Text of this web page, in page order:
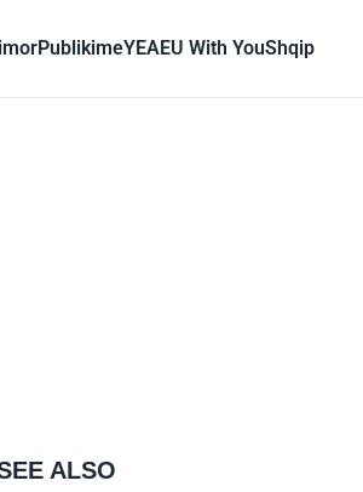
PublikimeYEAEU With YouShqip
ALSO